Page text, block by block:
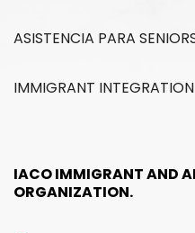
ASISTENCIA PARA
IMMIGRANT INTEGRATION
IACO IMMIGRANT AND
ORGANIZATION.